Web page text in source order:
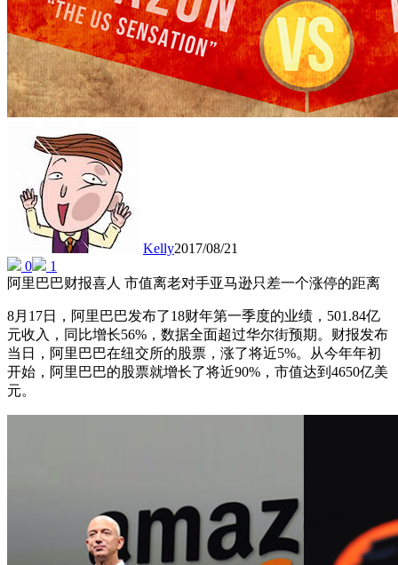
Kelly2017/08/21
0
1
阿里巴巴财报喜人 市值离老对手亚马逊只差一个涨停的距离
8月17日，阿里巴巴发布了18财年第一季度的业绩，501.84亿
元收入，同比增长56%，数据全面超过华尔街预期。财报发布
当日，阿里巴巴在纽交所的股票，涨了将近5%。从今年年初
开始，阿里巴巴的股票就增长了将近90%，市值达到4650亿美
元。